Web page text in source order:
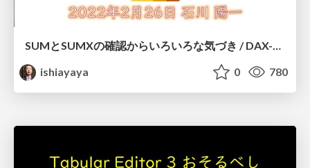
SUMとSUMXの確認からいろいろな気づき / DAX-SUM-SUMX
ishiayaya
0 780